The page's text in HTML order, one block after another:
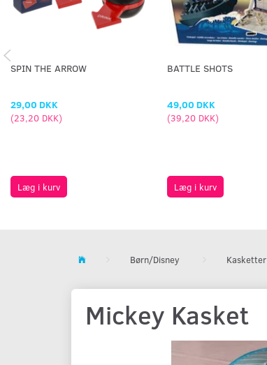
SPIN THE ARROW
29,00 DKK
(23,20 DKK)
Læg i kurv
BATTLE SHOTS
49,00 DKK
(39,20 DKK)
Læg i kurv
Børn/Disney Kasketter
Mickey Kasket